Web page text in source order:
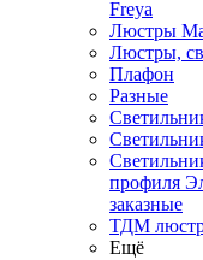
Freya
Люстры
Люстры,
Плафон
Разные
профиля
заказные
ТДМ
Ещё